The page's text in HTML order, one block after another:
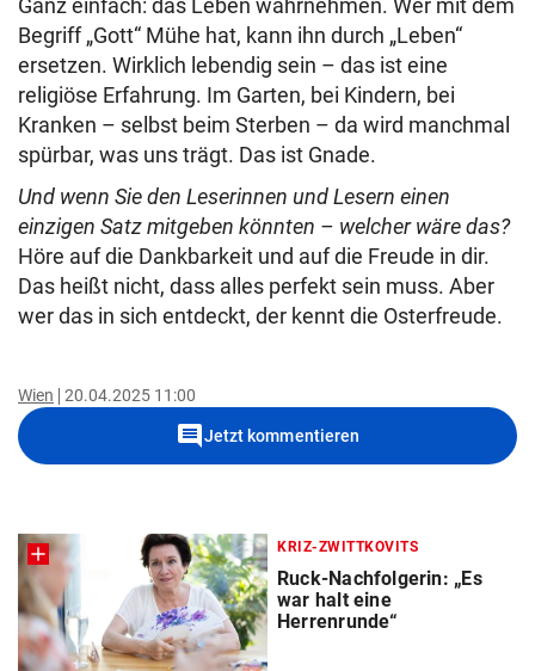
Ganz einfach: das Leben wahrnehmen. Wer mit dem
Begriff „Gott“ Mühe hat, kann ihn durch „Leben“
ersetzen. Wirklich lebendig sein – das ist eine
religiöse Erfahrung. Im Garten, bei Kindern, bei
Kranken – selbst beim Sterben – da wird manchmal
spürbar, was uns trägt. Das ist Gnade.
Und wenn Sie den Leserinnen und Lesern einen
einzigen Satz mitgeben könnten – welcher wäre das?
Höre auf die Dankbarkeit und auf die Freude in dir.
Das heißt nicht, dass alles perfekt sein muss. Aber
wer das in sich entdeckt, der kennt die Osterfreude.
Wien 20.04.2025 11:00
commentJetzt kommentieren
KRIZ-ZWITTKOVITS
Ruck-Nachfolgerin: „Es
war halt eine
Herrenrunde“